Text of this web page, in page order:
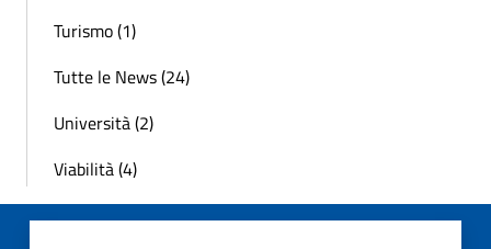
Turismo (1)
Tutte le News (24)
Università (2)
Viabilità (4)